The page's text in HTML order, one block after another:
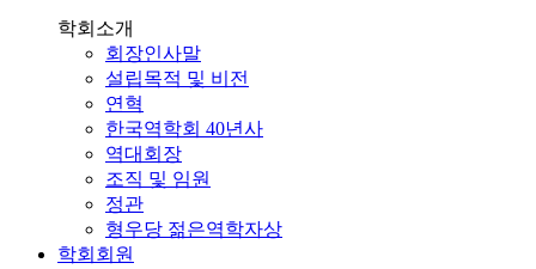
학회소개
회장인사말
설립목적 및 비전
연혁
한국역학회 40년사
역대회장
조직 및 임원
정관
형우당 젊은역학자상
학회회원